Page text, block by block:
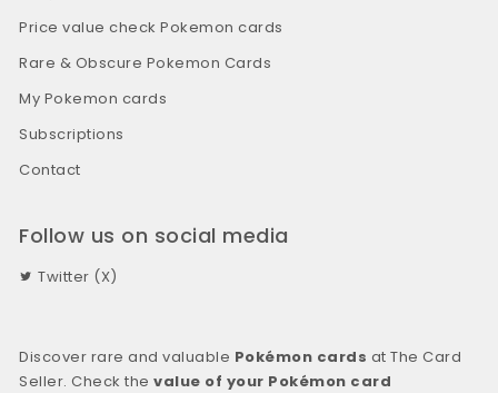
Price value check Pokemon cards
Rare & Obscure Pokemon Cards
My Pokemon cards
Subscriptions
Contact
Follow us on social media
Twitter (X)
Discover rare and valuable Pokémon cards at The Card
Seller. Check thevalue of your Pokémon card